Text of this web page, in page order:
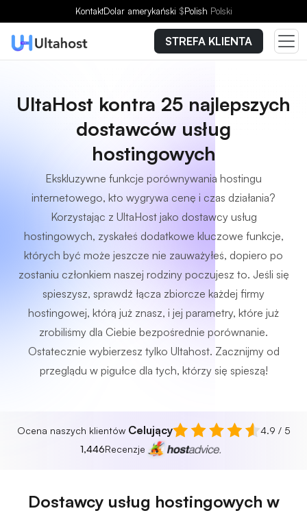
KontaktDolar amerykański $Polish Polski
STREFA KLIENTA
UltaHost kontra 25 najlepszych
dostawców usług
hostingowych
Ekskluzywne funkcje porównywania hostingu
internetowego, kto wygrywa cenę i czas działania?
Korzystając z UltaHost jako dostawcy usług
hostingowych, zyskałeś dodatkowe kluczowe funkcje,
których być może jeszcze nie zauważyłeś, dopiero po
zostaniu członkiem naszej rodziny poczujesz to. Jeśli się
spieszysz, sprawdź łącza zbiorcze każdej firmy
hostingowej, którą już znasz, i jej parametry, które już
zrobiliśmy dla Ciebie bezpośrednie porównanie.
Ostatecznie wybierzesz tylko Ultahost. Zacznijmy od
przeglądu w pigułce dla tych, którzy się spieszą!
Ocena naszych klientów Celujący
4.9 / 5
1,446Recenzje
Dostawcy usług hostingowych w